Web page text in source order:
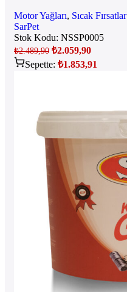
Motor Yağları, Sıcak Fırsatlar
SarPet
Stok Kodu: NSSP0005
₺2.489,90 ₺2.059,90
Sepette: ₺1.853,91